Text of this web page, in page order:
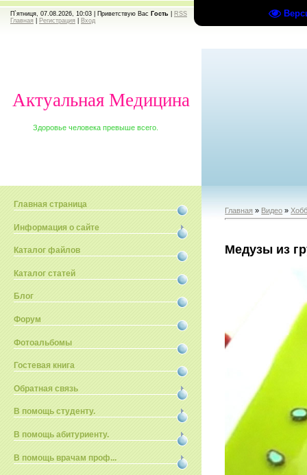
П`ятниця, 07.08.2026, 10:03 | Приветствую Вас Гость
RSS
Главная
Регистрация Вход
Актуальная Медицина
Здоровье человека превыше всего.
Главная страница
Информация о сайте
Каталог файлов
Каталог статей
Блог
Форум
Фотоальбомы
Гостевая книга
Обратная связь
В помощь студенту.
В помощь абитуриенту.
В помощь врачам проф...
Главная » Видео »
Медузы из